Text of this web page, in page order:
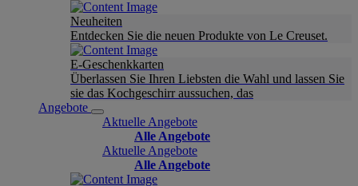
Neuheiten
Entdecken Sie die neuen Produkte von Le Creuset.
E-Geschenkkarten
Überlassen Sie Ihren Liebsten die Wahl und lassen Sie
sie das Kochgeschirr aussuchen, das
Angebote
Aktuelle Angebote
Alle Angebote
Aktuelle Angebote
Alle Angebote